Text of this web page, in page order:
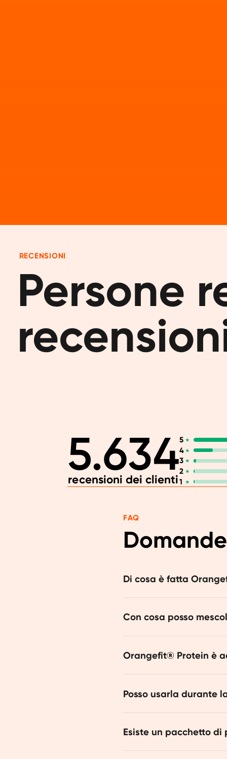
RECENSIONI
Persone
5
4
3
2
1
5.634
recensioni dei clienti
FAQ
Di cosa è fatta
tutti gli amminoacidi
Con cosa posso
Orangefit® Protein è
contiene nemmeno
Posso usarla durante
durante la gravidanza hai
Esiste un pacchetto di